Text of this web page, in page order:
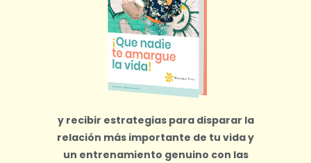
y recibir estrategias para disparar la
relación más importante de tu vida y
un entrenamiento genuino con las